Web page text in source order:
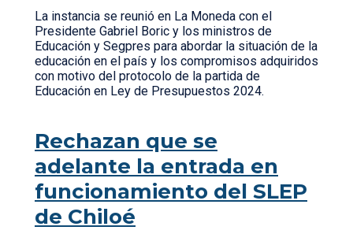
La instancia se reunió en La Moneda con el
Presidente Gabriel Boric y los ministros de
Educación y Segpres para abordar la situación de la
educación en el país y los compromisos adquiridos
con motivo del protocolo de la partida de
Educación en Ley de Presupuestos 2024.
Rechazan que se
adelante la entrada en
funcionamiento del SLEP
de Chiloé